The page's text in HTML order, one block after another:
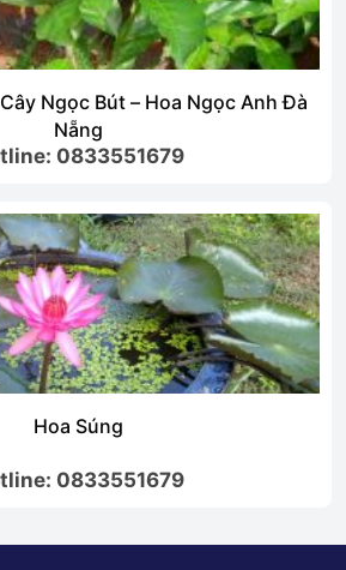
Ngọc Bút – Hoa Ngọc Anh Đà
Nẵng
0833551679
Hoa Súng
0833551679